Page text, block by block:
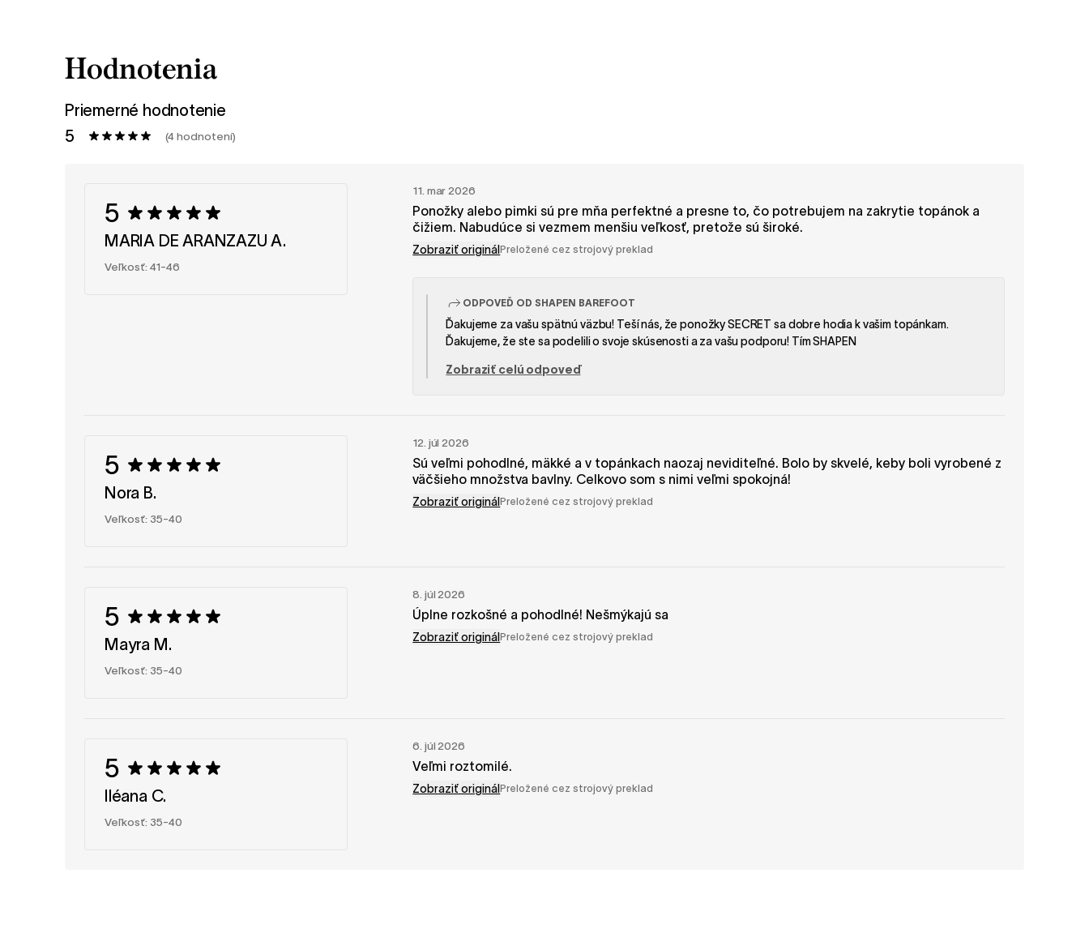
Hodnotenia
Priemerné hodnotenie
5
(4 hodnotení)
5
MARIA DE ARANZAZU A.
Veľkosť: 41-46
11. mar 2026
Ponožky alebo pimki sú pre mňa perfektné a presne to, čo potrebujem na zakrytie topánok a
čižiem. Nabudúce si vezmem menšiu veľkosť, pretože sú široké.
Zobraziť originálPreložené cez strojový preklad
ODPOVEĎ OD SHAPEN BAREFOOT
Ďakujeme za vašu spätnú väzbu! Teší nás, že ponožky SECRET sa dobre hodia k vašim topánkam.
Ďakujeme, že ste sa podelili o svoje skúsenosti a za vašu podporu! Tím SHAPEN
Zobraziť celú odpoveď
5
Nora B.
Veľkosť: 35-40
12. júl 2026
Sú veľmi pohodlné, mäkké a v topánkach naozaj neviditeľné. Bolo by skvelé, keby boli vyrobené z
väčšieho množstva bavlny. Celkovo som s nimi veľmi spokojná!
Zobraziť originálPreložené cez strojový preklad
5
Mayra M.
Veľkosť: 35-40
8. júl 2026
Úplne rozkošné a pohodlné! Nešmýkajú sa
Zobraziť originálPreložené cez strojový preklad
5
Iléana C.
Veľkosť: 35-40
6. júl 2026
Veľmi roztomilé.
Zobraziť originálPreložené cez strojový preklad